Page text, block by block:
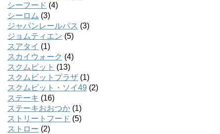
シーフード (4)
シーロム (3)
ジャパンレールパス (3)
ジョムティエン (5)
スアタイ (1)
スカイウォーク (4)
スクムビット (13)
スクムビットプラザ (1)
スクムビット・ソイ49 (2)
ステーキ (16)
ステーキおおつか (1)
ストリートフード (5)
ストロー (2)